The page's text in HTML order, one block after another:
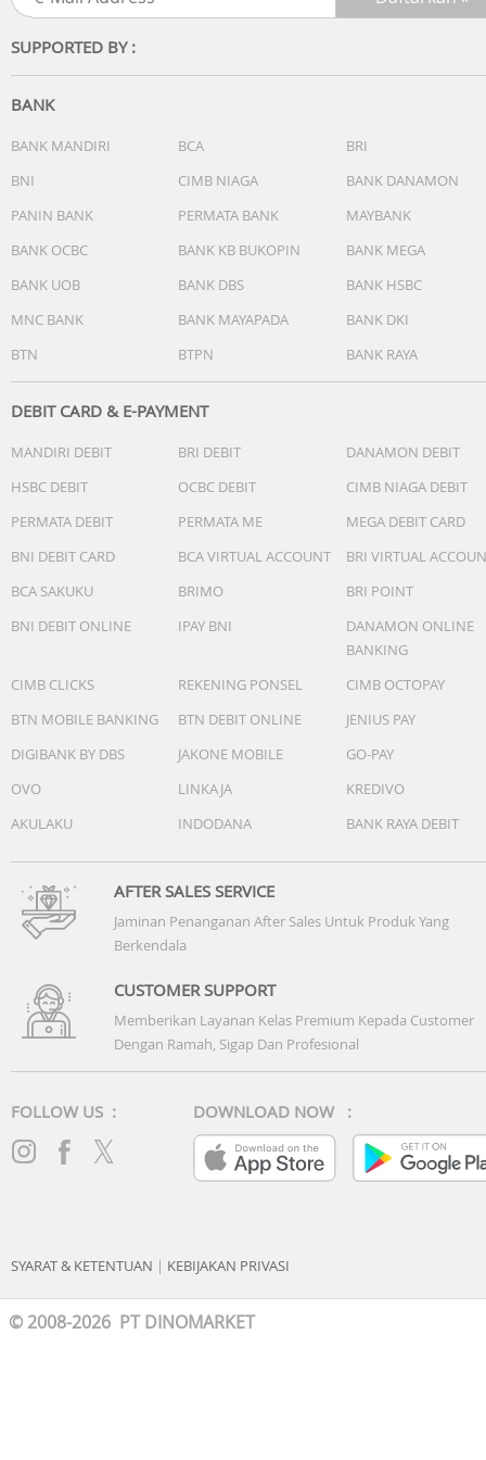
Made in Japan
SUPPORTED BY :
BANK
BANK MANDIRI BCA
BRI
BNI
CIMB NIAGA
BANK DANAMON
PANIN BANK
PERMATA BANK
MAYBANK
BANK OCBC
BANK KB BUKOPIN
BANK MEGA
BANK UOB
BANK DBS
BANK HSBC
MNC BANK
BANK MAYAPADA
BANK DKI
BTN
BTPN BANK RAYA
DEBIT CARD & E-PAYMENT
MANDIRI DEBIT BRI DEBIT
DANAMON DEBIT
HSBC DEBIT
OCBC DEBIT
CIMB NIAGA DEBIT
PERMATA DEBIT
PERMATA ME
MEGA DEBIT CARD
BNI DEBIT CARD
BCA VIRTUAL ACCOUNT
BRI VIRTUAL
BCA SAKUKU
BRIMO
BRI POINT
BNI DEBIT ONLINE
IPAY BNI
DANAMON ONLINE
BANKING
CIMB CLICKS
REKENING PONSEL
CIMB OCTOPAY
BTN MOBILE BANKING
BTN DEBIT ONLINE
JENIUS PAY
DIGIBANK BY DBS
JAKONE MOBILE
GO-PAY
OVO
LINKAJA
KREDIVO
AKULAKU
INDODANA BANK RAYA DEBIT
AFTER SALES SERVICE
Jaminan Penanganan After Sales Untuk Produk Yang
Berkendala
CUSTOMER SUPPORT
Memberikan Layanan Kelas Premium Kepada Customer
Dengan Ramah, Sigap Dan Profesional
FOLLOW US : DOWNLOAD NOW :
SYARAT & KETENTUAN | KEBIJAKAN PRIVASI
© 2008-2026 PT DINOMARKET